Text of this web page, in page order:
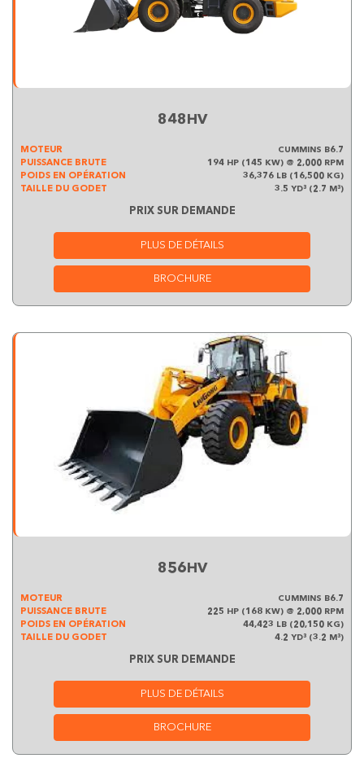
848HV
MOTEUR
CUMMINS B6.7
PUISSANCE BRUTE
194 HP (145 KW) @ 2,000 RPM
POIDS EN OPÉRATION
36,376 LB (16,500 KG)
TAILLE DU GODET
3.5 YD³ (2.7 M³)
PRIX SUR DEMANDE
PLUS DE DÉTAILS
BROCHURE
856HV
MOTEUR
CUMMINS B6.7
PUISSANCE BRUTE
225 HP (168 KW) @ 2,000 RPM
POIDS EN OPÉRATION
44,423 LB (20,150 KG)
TAILLE DU GODET
4.2 YD³ (3.2 M³)
PRIX SUR DEMANDE
PLUS DE DÉTAILS
BROCHURE